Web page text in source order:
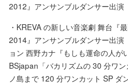
2012』アンサンブルダンサー出演
・KREVA の新しい音楽劇 舞台『
2014』アンサンブルダンサー出演
ョン ⻄野カナ『もしも運命の人が
BSjapan「バカリズムの 30 分ワ
ノ島まで 120 分ワンカット SP ダ